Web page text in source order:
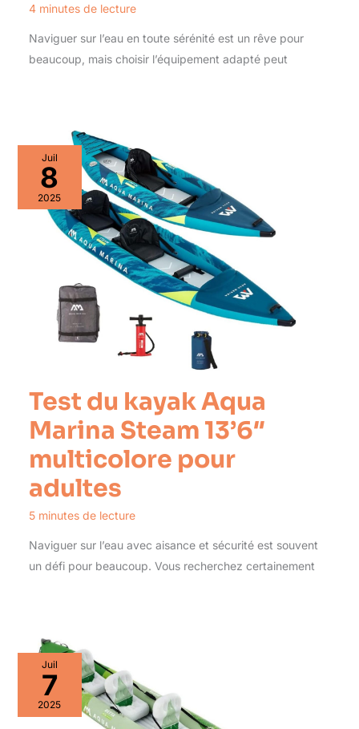
4 minutes de lecture
Naviguer sur l’eau en toute sérénité est un rêve pour
beaucoup, mais choisir l’équipement adapté peut
Juil
8
2025
Test du kayak Aqua
Marina Steam 13’6″
multicolore pour
adultes
5 minutes de lecture
Naviguer sur l’eau avec aisance et sécurité est souvent
un défi pour beaucoup. Vous recherchez certainement
Juil
7
2025